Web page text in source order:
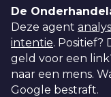
De
Deze agent
intentie. Positief?
geld voor een
naar een mens.
Google bestraft.